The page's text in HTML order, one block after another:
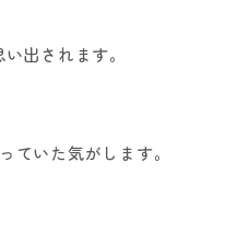
出されます。
いた気がします。